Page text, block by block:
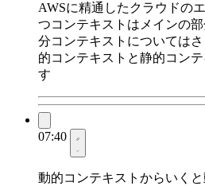
AWSに精通したクラウドの
つコンテキストはメインの
分コンテキストについては
的コンテキストと静的コン
す
07:40
動的コンテキストからいく